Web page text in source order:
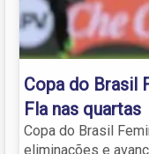
Copa do Brasil
Fla nas quartas
Copa do Brasil
eliminações e